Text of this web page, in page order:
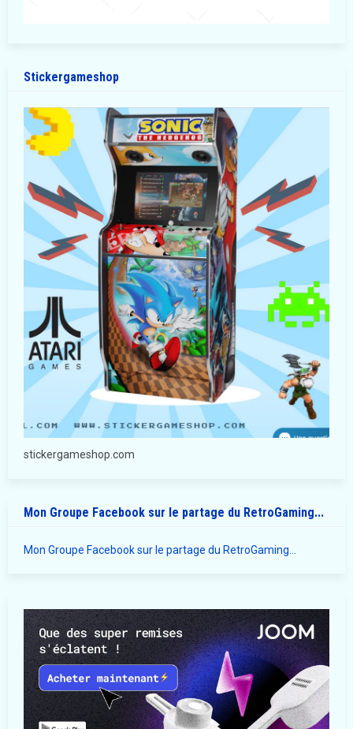
Stickergameshop
stickergameshop.com
Mon Groupe Facebook sur le partage du RetroGaming...
Mon Groupe Facebook sur le partage du RetroGaming...